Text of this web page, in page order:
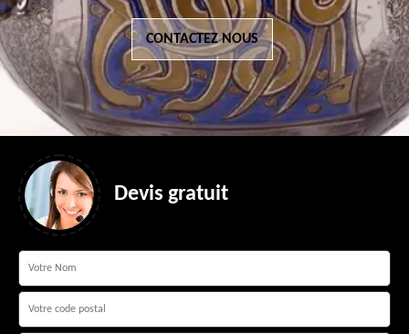
CONTACTEZ NOUS
Devis gratuit